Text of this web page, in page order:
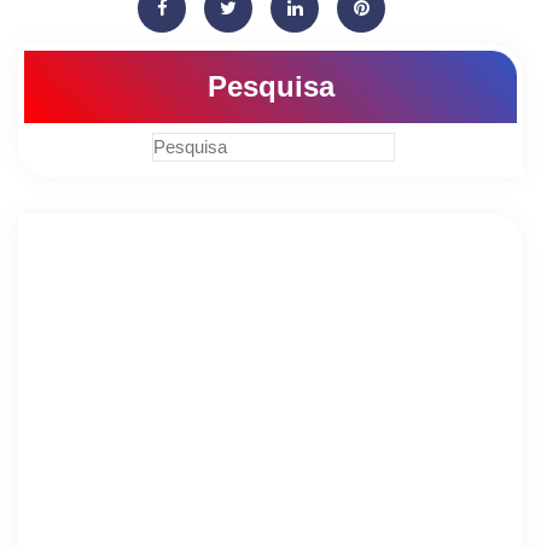
Pesquisa